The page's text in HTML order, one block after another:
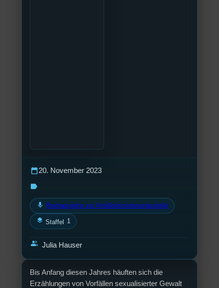
Bis Anfang diesen Jahres häuften sich die
Erzählungen von Vorfällen sexualisierter Gewalt
calendar_today20. November 2023
label
mic Beitragsreihe zur Antidiskriminierungsstelle
layers Staffel 1
group Julia Hauser